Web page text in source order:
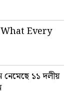
Every
১১ দলীয়